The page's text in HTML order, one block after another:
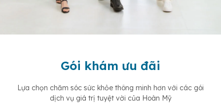
Gói khám ưu đãi
Lựa chọn chăm sóc sức khỏe thông minh hơn với các gói
dịch vụ giá trị tuyệt vời của Hoàn Mỹ